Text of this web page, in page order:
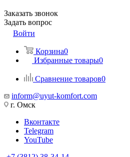
Заказать звонок
Задать вопрос
Войти
Корзина0
Избранные товары0
Сравнение товаров0
inform@uyut-komfort.com
г. Омск
Вконтакте
Telegram
YouTube